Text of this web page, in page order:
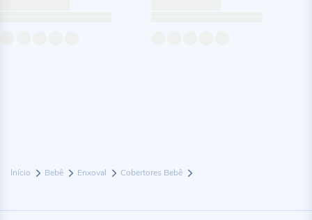
Início Bebê Enxoval Cobertores Bebê